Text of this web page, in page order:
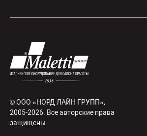
© ООО «НОРД ЛАЙН ГРУПП»,
2005-2026. Все авторские права
защищены.